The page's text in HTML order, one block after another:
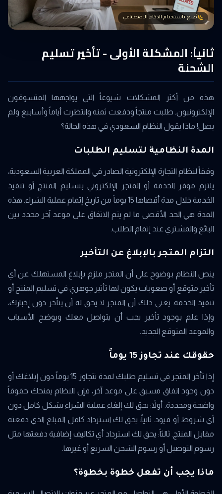
صُنع باستخدام الذكاء الاصطناعي
ثانياً: المشكلة الأولى - تأخير تسليم
الشحنة
هذه من أكثر المشكلات شيوعاً التي يواجهها المتسوقون
الإلكترونيون. طلبت منتجاً ودفعت ثمنه وانتظرت أياماً وأسابيع ولم
يصل! ماذا يقول النظام السعودي في هذه الحالة؟
المدة النظامية لتسليم الطلبات
وفقاً لنظام التجارة الإلكترونية الصادر في المملكة العربية السعودية،
يلتزم موفر الخدمة أو المتجر الإلكتروني بتسليم المنتج أو تنفيذ
الخدمة خلال مدة أقصاها 15 يوماً من تاريخ إتمام عملية الشراء. هذه
المدة هي الحد الأقصى ما لم يتم الاتفاق على موعد آخر محدد بين
البائع والمشتري عند إتمام الطلب.
التزام المتجر بالإبلاغ عن التأخير
ينص النظام بوضوح على أن المتجر ملزم بإبلاغ المستهلك عن أي
تأخير متوقع أو صعوبات يكون لها تأثير جوهري في تسليم المنتج أو
تنفيذ الخدمة. يعني ذلك أن المتجر لا يحق له أن يتأخر دون إخبارك،
وإذا علم بوجود تأخير يجب أن يتواصل معك ويوضح الأسباب
والموعد المتوقع الجديد.
حقوقك عند تجاوز 15 يوماً
إذا تأخر المتجر في تسليم طلبك لمدة تتجاوز 15 يوماً دون إبلاغك أو
دون وجود اتفاق مسبق على موعد آخر، فإن النظام يمنحك حقوقاً
واضحة ومحددة. أولاً: يحق لك إلغاء عملية الشراء بشكل كامل دون
أي شروط أو قيود. ثانياً: يحق لك استرداد كامل المبلغ الذي دفعته
مقابل المنتج. ثالثاً: يحق لك استرداد أي تكاليف إضافية دفعتها مثل
رسوم التوصيل أو رسوم الشحن السريع أو غيرها.
ماذا يجب أن تفعل خطوة بخطوة؟